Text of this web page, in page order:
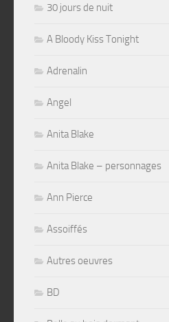
30 jours de nuit
A Bloody Kiss Tonight
Adrenalin
Angel
Anita Blake
Anita Blake – personnages
Ann Pierce
Assoiffés
Autres oeuvres
BD